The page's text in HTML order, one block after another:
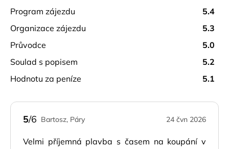
program zájezdu
5.4
organizace zájezdu
5.3
průvodce
5.0
soulad s popisem
5.2
hodnotu za peníze
5.1
5/6 Bartosz, Páry 24 čvn 2026
Velmi příjemná plavba s časem na koupání v